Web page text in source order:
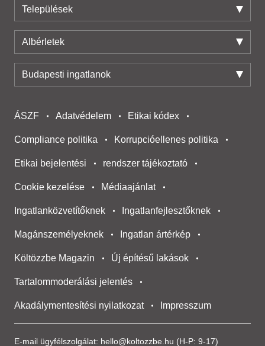
Települések
Albérletek
Budapesti ingatlanok
E-mail ügyfélszolgálat: hello@koltozzbe.hu (H-P: 9-17)
ÁSZF Adatvédelem Etikai kódex
Compliance politika Korrupcióellenes politika
Etikai bejelentési rendszer tájékoztató
Cookie kezelése Médiaajánlat
Ingatlanközvetítőknek Ingatlanfejlesztőknek
Magánszemélyeknek Ingatlan ártérkép
Költözzbe Magazin Új építésű lakások
Tartalommoderálási jelentés
Akadálymentesítési nyilatkozat Impresszum